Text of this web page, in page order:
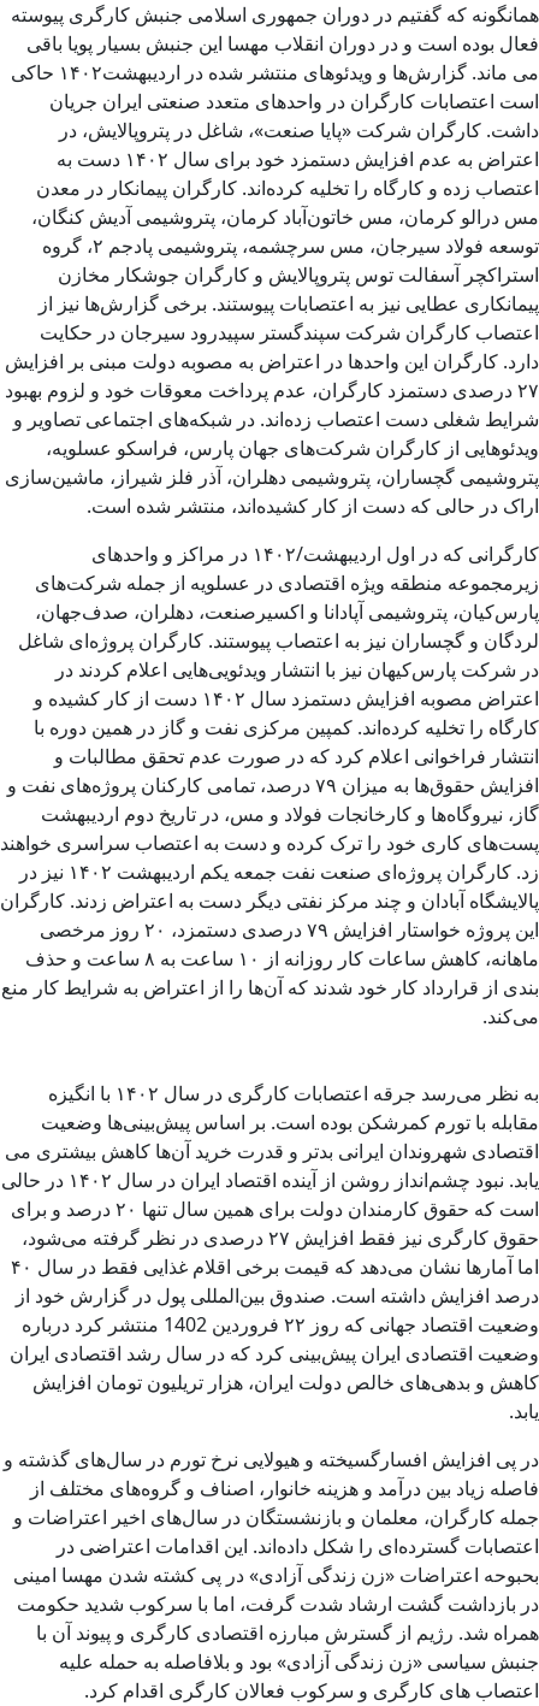
همانگونه که گفتیم در دوران جمهوری اسلامی جنبش کارگری پیوسته
فعال بوده است و در دوران انقلاب مهسا این جنبش بسیار پویا باقی
می ماند. گزارش‌ها و ویدئوهای منتشر شده در اردیبهشت۱۴۰۲ حاکی
است اعتصابات کارگران در واحدهای متعدد صنعتی ایران جریان
داشت. کارگران شرکت «پایا صنعت»، شاغل در پتروپالایش، در
اعتراض به عدم افزایش دستمزد خود برای سال ۱۴۰۲ دست به
اعتصاب زده و کارگاه را تخلیه کرده‌اند. کارگران پیمانکار در معدن
مس درالو کرمان، مس خاتون‌آباد کرمان، پتروشیمی آدیش کنگان،
توسعه فولاد سیرجان، مس سرچشمه، پتروشیمی پادجم ۲، گروه
استراکچر آسفالت توس پتروپالایش و کارگران جوشکار مخازن
پیمانکاری عطایی نیز به اعتصابات پیوستند. برخی گزارش‌ها نیز از
اعتصاب کارگران شرکت سپندگستر سپیدرود سیرجان در حکایت
دارد. کارگران این واحدها در اعتراض به مصوبه دولت مبنی بر افزایش
۲۷ درصدی دستمزد کارگران، عدم پرداخت معوقات خود و لزوم بهبود
شرایط شغلی‌ دست اعتصاب زده‌اند. در شبکه‌های اجتماعی تصاویر و
ویدئوهایی از کارگران شرکت‌های جهان پارس، فراسکو عسلویه،
پتروشیمی گچساران، پتروشیمی دهلران، آذر فلز شیراز، ماشین‌سازی
اراک در حالی که دست از کار کشیده‌اند، منتشر شده است.
کارگرانی که در اول اردیبهشت/۱۴۰۲ در مراکز و واحدهای
زیرمجموعه‌ منطقه ویژه اقتصادی در عسلویه از جمله شرکت‌های
پارس‌کیان، پتروشیمی آپادانا و اکسیرصنعت، دهلران، صدف‌جهان،
لردگان و گچساران نیز به اعتصاب پیوستند. کارگران پروژه‌ای شاغل
در شرکت پارس‌کیهان نیز با انتشار ویدئویی‌هایی اعلام کردند در
اعتراض مصوبه افزایش دستمزد سال ۱۴۰۲ دست از کار کشیده و
کارگاه را تخلیه کرده‌اند. کمپین مرکزی نفت ‌و گاز در همین دوره با
انتشار فراخوانی اعلام کرد که در صورت عدم تحقق مطالبات و
افزایش حقوق‌ها به میزان ۷۹ درصد، تمامی کارکنان پروژه‌های نفت و
گاز، نیروگاه‌ها و کارخانجات فولاد و مس، در تاریخ دوم اردیبهشت
پست‌های کاری خود را ترک کرده و دست به اعتصاب سراسری خواهند
زد. کارگران پروژه‌ای صنعت نفت جمعه یکم اردیبهشت ۱۴۰۲ نیز در
پالایشگاه آبادان و چند مرکز نفتی دیگر دست به اعتراض زدند. کارگران
این پروژه خواستار افزایش ۷۹ درصدی دستمزد، ۲۰ روز مرخصی
ماهانه، کاهش ساعات کار روزانه از ۱۰ ساعت به ۸ ساعت و حذف
بندی از قرارداد کار خود شدند که آن‌ها را از اعتراض به شرایط کار منع
می‌کند.
به نظر می‌رسد جرقه اعتصابات کارگری در سال ۱۴۰۲ با انگیزه
مقابله با تورم کمرشکن بوده است. بر اساس پیش‌بینی‌ها وضعیت
اقتصادی شهروندان ایرانی بدتر و قدرت خرید آن‌ها کاهش بیشتری می
یابد. نبود چشم‌انداز روشن از آینده اقتصاد ایران در سال ۱۴۰۲ در حالی
است که حقوق کارمندان دولت برای همین سال تنها ۲۰ درصد و برای
حقوق کارگری نیز فقط افزایش ۲۷ درصدی در نظر گرفته می‌شود،
اما آمارها نشان می‌دهد که قیمت برخی اقلام غذایی فقط در سال ۴۰
درصد افزایش داشته است. صندوق بین‌المللی پول در گزارش خود از
وضعیت اقتصاد جهانی که روز ۲۲ فروردین 1402 منتشر کرد درباره
وضعیت اقتصادی ایران پیش‌بینی کرد که در سال رشد اقتصادی ایران
کاهش و بدهی‌های خالص دولت ایران، هزار تریلیون تومان افزایش
یابد.
در پی افزایش افسارگسیخته و هیولایی نرخ تورم در سال‌های گذشته و
فاصله زیاد بین درآمد و هزینه خانوار، اصناف و گروه‌های مختلف از
جمله کارگران، معلمان و بازنشستگان در سال‌های اخیر اعتراضات و
اعتصابات گسترده‌ای را شکل داده‌اند. این اقدامات اعتراضی در
بحبوحه اعتراضات «زن زندگی آزادی» در پی کشته شدن مهسا امینی
در بازداشت گشت ارشاد شدت گرفت، اما با سرکوب شدید حکومت
همراه شد. رژیم از گسترش مبارزه اقتصادی کارگری و پیوند آن با
جنبش سیاسی «زن زندگی آزادی» بود و بلافاصله به حمله علیه
اعتصاب های کارگری و سرکوب فعالان کارگری اقدام کرد.